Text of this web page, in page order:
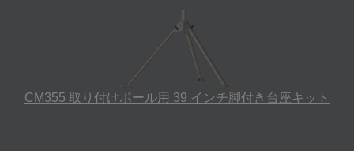
CM355 取り付けポール用 39 インチ脚付き台座キット